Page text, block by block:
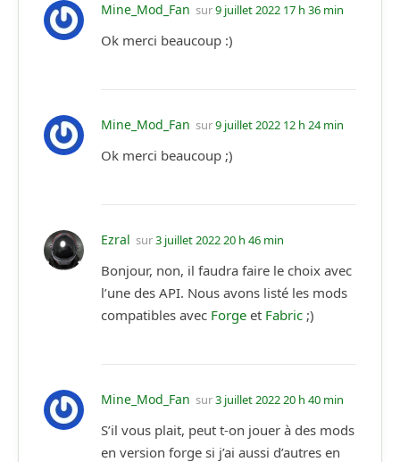
Mine_Mod_Fan sur9 juillet 2022 17 h 36 min
Ok merci beaucoup :)
Mine_Mod_Fan sur9 juillet 2022 12 h 24 min
Ok merci beaucoup ;)
Ezral sur3 juillet 2022 20 h 46 min
Bonjour, non, il faudra faire le choix avec
l’une des API. Nous avons listé les mods
compatibles avec Forge et Fabric ;)
Mine_Mod_Fan sur3 juillet 2022 20 h 40 min
S’il vous plait, peut t-on jouer à des mods
en version forge si j’ai aussi d’autres en